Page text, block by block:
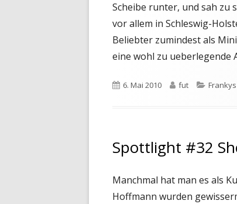
Scheibe runter, und sah zu
vor allem in Schleswig-
Beliebter zumindest als
eine wohl zu ueberlegende
Veröffentlicht
6. Mai 2010 Autor
fut
Spottlight #32
Manchmal hat man es als
Hoffmann wurden